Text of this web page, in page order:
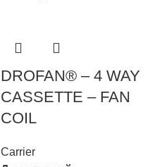
DROFAN® – 4 WAY
CASSETTE – FAN
COIL
Carrier